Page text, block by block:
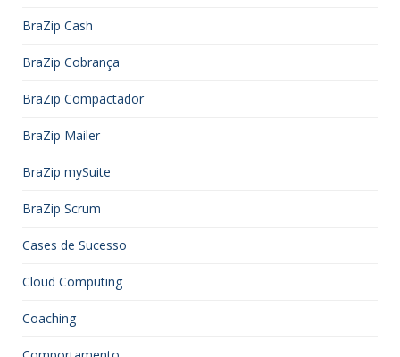
BraZip Cash
BraZip Cobrança
BraZip Compactador
BraZip Mailer
BraZip mySuite
BraZip Scrum
Cases de Sucesso
Cloud Computing
Coaching